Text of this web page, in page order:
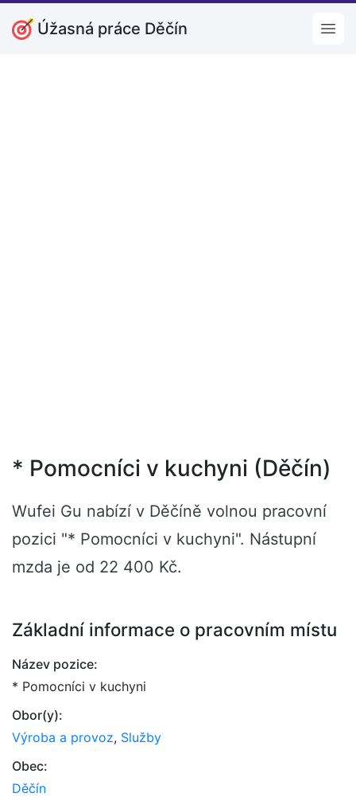
Úžasná práce Děčín
* Pomocníci v kuchyni (Děčín)
Wufei Gu nabízí v Děčíně volnou pracovní
pozici "* Pomocníci v kuchyni". Nástupní
mzda je od 22 400 Kč.
Základní informace o pracovním místu
Název pozice:
* Pomocníci v kuchyni
Obor(y):
Výroba a provoz, Služby
Obec:
Děčín